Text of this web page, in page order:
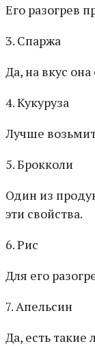
Его разогрев
3. Спаржа
Да, на вкус
4. Кукуруза
Лучше
5. Брокколи
Один из
эти свойства.
6. Рис
Для его
7. Апельсин
Да, есть